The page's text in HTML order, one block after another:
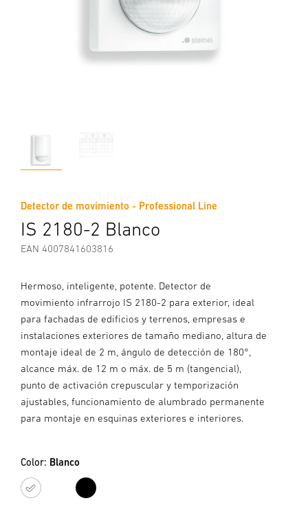
Detector de movimiento - Professional Line
IS 2180-2 Blanco
EAN 4007841603816
Hermoso, inteligente, potente. Detector de
movimiento infrarrojo IS 2180-2 para exterior, ideal
para fachadas de edificios y terrenos, empresas e
instalaciones exteriores de tamaño mediano, altura de
montaje ideal de 2 m, ángulo de detección de 180°,
alcance máx. de 12 m o máx. de 5 m (tangencial),
punto de activación crepuscular y temporización
ajustables, funcionamiento de alumbrado permanente
para montaje en esquinas exteriores e interiores.
Color: Blanco
BlancoNegro